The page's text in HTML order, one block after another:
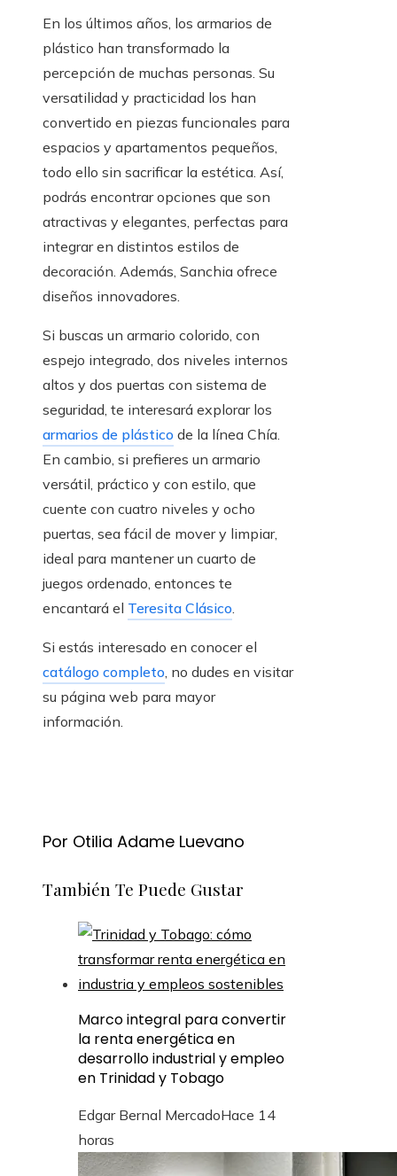
En los últimos años, los armarios de
plástico han transformado la
percepción de muchas personas. Su
versatilidad y practicidad los han
convertido en piezas funcionales para
espacios y apartamentos pequeños,
todo ello sin sacrificar la estética. Así,
podrás encontrar opciones que son
atractivas y elegantes, perfectas para
integrar en distintos estilos de
decoración. Además, Sanchia ofrece
diseños innovadores.
Si buscas un armario colorido, con
espejo integrado, dos niveles internos
altos y dos puertas con sistema de
seguridad, te interesará explorar los
armarios de plástico de la línea Chía.
En cambio, si prefieres un armario
versátil, práctico y con estilo, que
cuente con cuatro niveles y ocho
puertas, sea fácil de mover y limpiar,
ideal para mantener un cuarto de
juegos ordenado, entonces te
encantará el Teresita Clásico
Si estás interesado en conocer el
catálogo completo , no dudes en visitar
su página web para mayor
información.
Por Otilia Adame Luevano
También Te Puede Gustar
Marco integral para convertir
la renta energética en
desarrollo industrial y empleo
en Trinidad y Tobago
Edgar Bernal MercadoHace 14
horas